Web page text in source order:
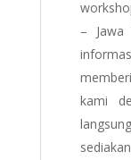
– Jawa
kami